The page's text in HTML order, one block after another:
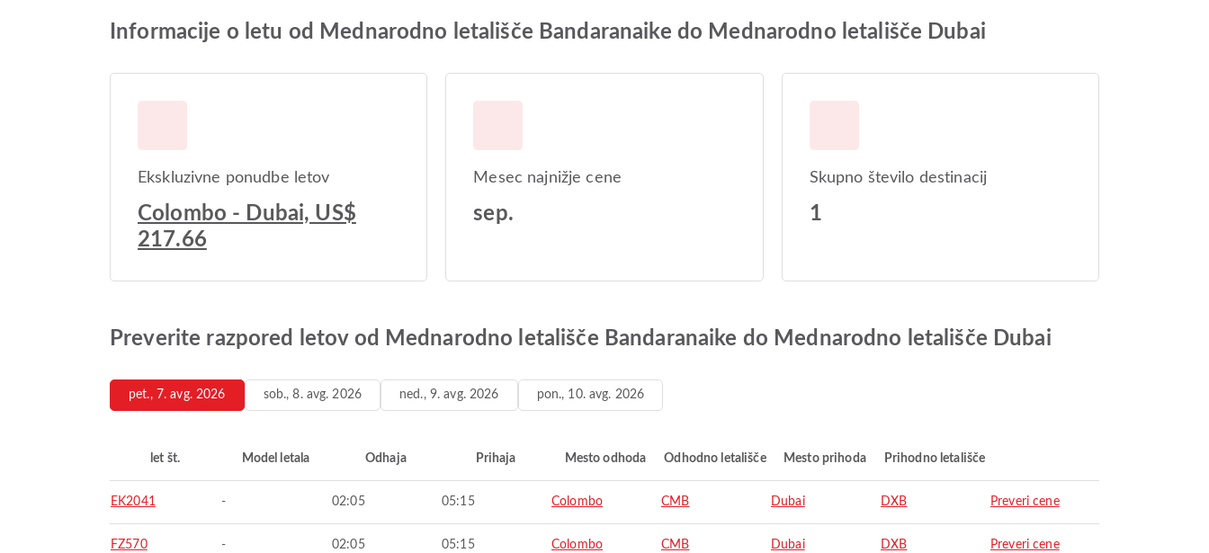
Informacije o letu od Mednarodno letališče Bandaranaike do Mednarodno letališče Dubai
Ekskluzivne ponudbe letov
Colombo - Dubai, US$
217.66
Mesec najnižje cene
sep.
Skupno število destinacij
1
Preverite razpored letov od Mednarodno letališče Bandaranaike do Mednarodno letališče Dubai
pet., 7. avg. 2026 sob., 8. avg. 2026 ned., 9. avg. 2026 pon., 10. avg. 2026
let št. Model letala Odhaja Prihaja Mesto odhoda Odhodno letališče Mesto prihoda Prihodno letališče
EK2041 - 02:05 05:15 Colombo CMB Dubai DXB Preveri cene
FZ570 - 02:05 05:15 Colombo CMB Dubai DXB Preveri cene